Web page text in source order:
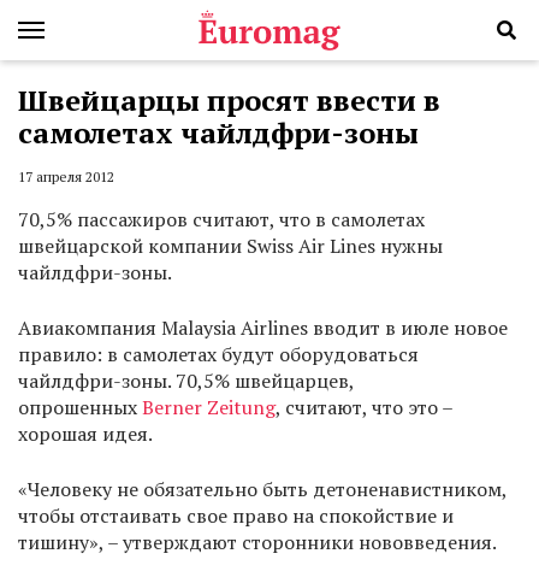
Швейцарцы просят ввести в
самолетах чайлдфри-зоны
17 апреля 2012
70,5% пассажиров считают, что в самолетах
швейцарской компании Swiss Air Lines нужны
чайлдфри-зоны.
Авиакомпания Malaysia Airlines вводит в июле новое
правило: в самолетах будут оборудоваться
чайлдфри-зоны. 70,5% швейцарцев,
опрошенныхBerner Zeitung, считают, что это –
хорошая идея.
«Человеку не обязательно быть детоненавистником,
чтобы отстаивать свое право на спокойствие и
тишину», – утверждают сторонники нововведения.